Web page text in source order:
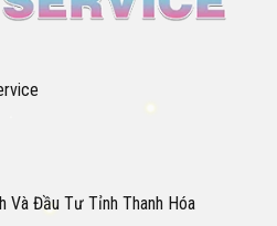
Đầu Tư Tỉnh Thanh Hóa